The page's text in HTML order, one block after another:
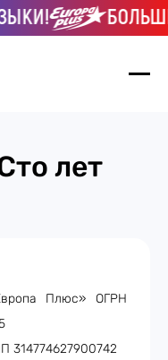
БОЛЬШЕ
лет
Плюс» ОГРН